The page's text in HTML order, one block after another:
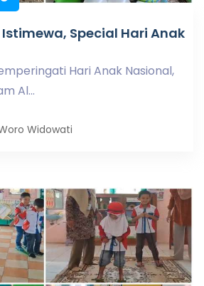
Special Hari Anak
Hari Anak Nasional,
Al...
Widowati